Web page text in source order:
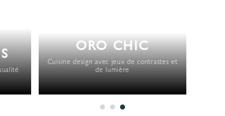
ORO CHIC
Cuisine design avec jeux de contrastes et
de lumière